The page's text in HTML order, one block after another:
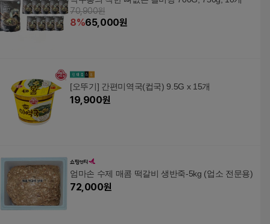
70,900원
8%65,000원
[오뚜기] 간편미역국(컵국) 9.5G x 15개
19,900원
엄마손 수제 매콤 떡갈비 생반죽-5kg (업소 전문용)
72,000원